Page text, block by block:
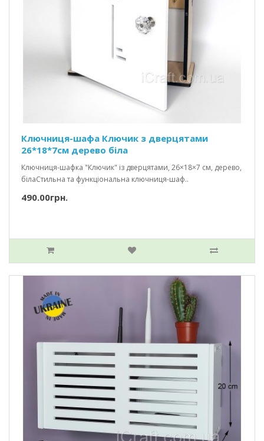
Ключниця-шафа Ключик з дверцятами
26*18*7см дерево біла
Ключниця-шафка "Ключик" із дверцятами, 26×18×7 см, дерево,
білаСтильна та функціональна ключниця-шаф..
490.00грн.